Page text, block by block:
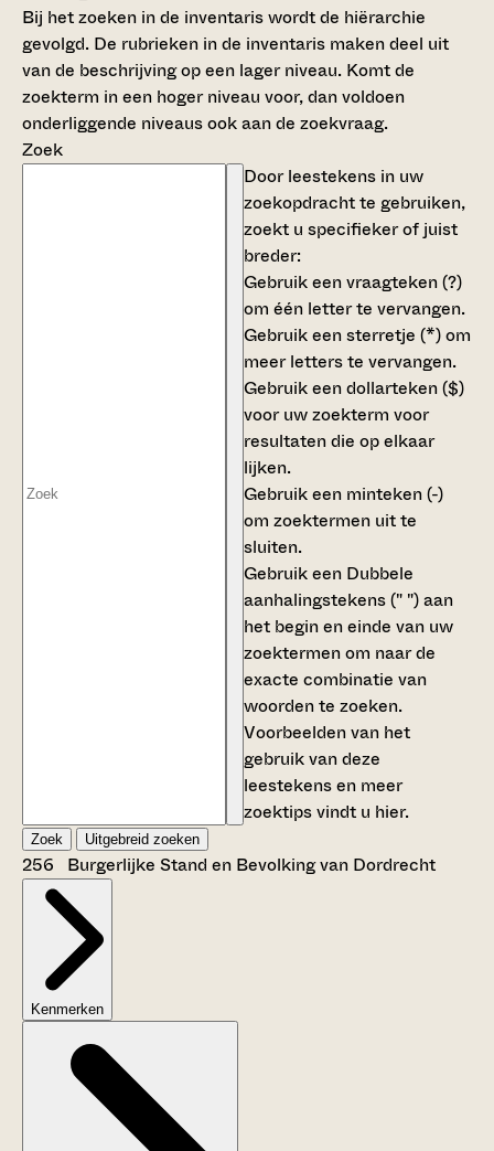
Bij het zoeken in de inventaris wordt de hiërarchie
gevolgd. De rubrieken in de inventaris maken deel uit
van de beschrijving op een lager niveau. Komt de
zoekterm in een hoger niveau voor, dan voldoen
onderliggende niveaus ook aan de zoekvraag.
Zoek
Door leestekens in uw
zoekopdracht te gebruiken,
zoekt u specifieker of juist
breder:
Gebruik eenvraagteken (?)
om één letter te vervangen.
Gebruik eensterretje (*)om
meer letters te vervangen.
Gebruik eendollarteken ($)
voor uw zoekterm voor
resultaten die op elkaar
lijken.
Gebruik een minteken (-)
om zoektermen uit te
sluiten.
Gebruik een Dubbele
aanhalingstekens (" ")aan
het begin en einde van uw
zoektermen om naar de
exacte combinatie van
woorden te zoeken.
Voorbeelden van het
gebruik van deze
leestekens en meer
zoektips vindt u hier.
Zoek Uitgebreid zoeken
256 Burgerlijke Stand en Bevolking van Dordrecht
Kenmerken